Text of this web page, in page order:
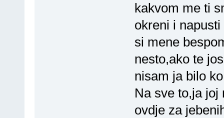
kakvom me ti
okreni i
si mene
nesto,ako te
nisam ja bilo
Na sve to,ja joj
ovdje za